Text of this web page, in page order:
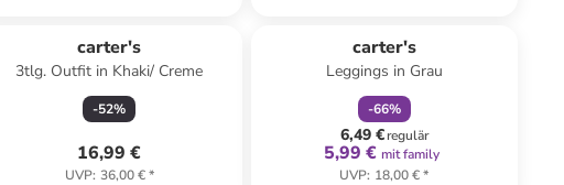
carter's
3tlg. Outfit in Khaki/ Creme
-52%
16,99 €
UVP: 36,00 €*
carter's
Leggings in Grau
-66%
6,49 €regulär
5,99 € mit family
UVP: 18,00 €*